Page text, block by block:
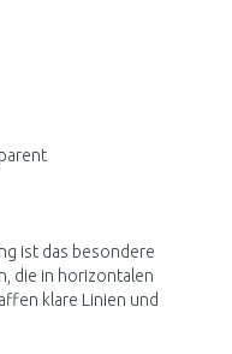
ist das besondere
die in horizontalen
klare Linien und